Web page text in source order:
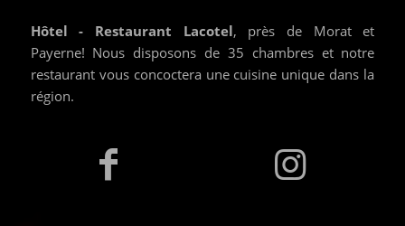
Hôtel - Restaurant Lacotel, près de Morat et
Payerne! Nous disposons de 35 chambres et notre
restaurant vous concoctera une cuisine unique dans la
région.